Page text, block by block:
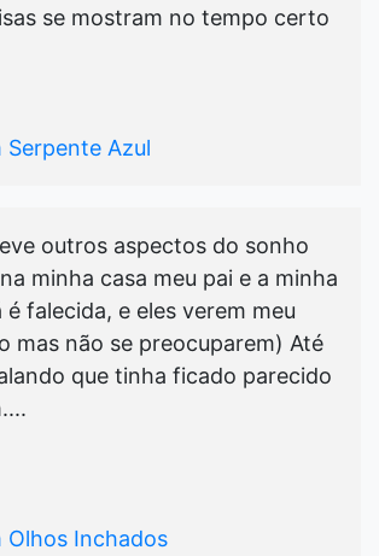
se mostram no tempo certo
Serpente Azul
outros aspectos do sonho
minha casa meu pai e a minha
é falecida, e eles verem meu
mas não se preocuparem) Até
que tinha ficado parecido
Olhos Inchados